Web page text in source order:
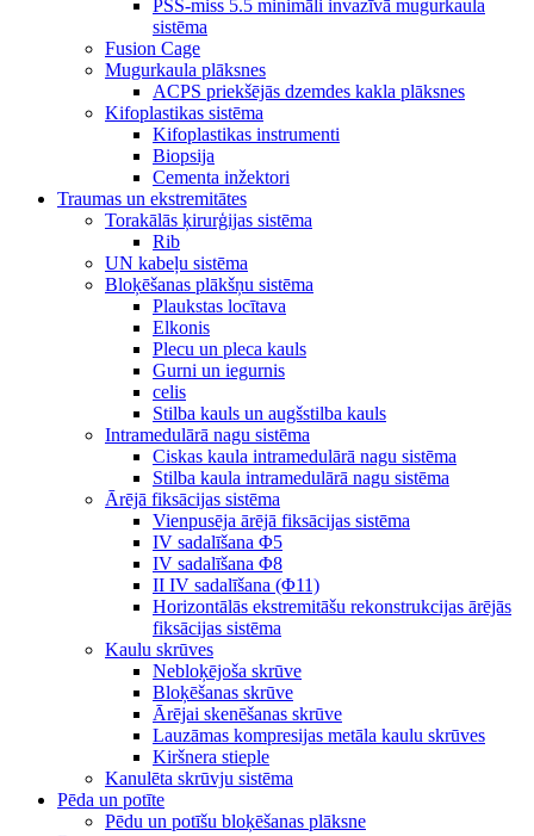
PSS-miss 5.5 minimāli invazīvā mugurkaula
sistēma
Fusion Cage
Mugurkaula plāksnes
ACPS priekšējās dzemdes kakla plāksnes
Kifoplastikas sistēma
Kifoplastikas instrumenti
Biopsija
Cementa inžektori
Traumas un ekstremitātes
Torakālās ķirurģijas sistēma
Rib
UN kabeļu sistēma
Bloķēšanas plākšņu sistēma
Plaukstas locītava
Elkonis
Plecu un pleca kauls
Gurni un iegurnis
celis
Stilba kauls un augšstilba kauls
Intramedulārā nagu sistēma
Ciskas kaula intramedulārā nagu sistēma
Stilba kaula intramedulārā nagu sistēma
Ārējā fiksācijas sistēma
Vienpusēja ārējā fiksācijas sistēma
IV sadalīšana Φ5
IV sadalīšana Φ8
II IV sadalīšana (Φ11)
Horizontālās ekstremitāšu rekonstrukcijas ārējās
fiksācijas sistēma
Kaulu skrūves
Nebloķējoša skrūve
Bloķēšanas skrūve
Ārējai skenēšanas skrūve
Lauzāmas kompresijas metāla kaulu skrūves
Kiršnera stieple
Kanulēta skrūvju sistēma
Pēda un potīte
Pēdu un potīšu bloķēšanas plāksne